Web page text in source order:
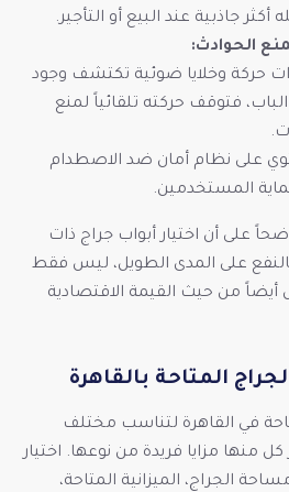
جاذبية عند البيع أو التأجير.
الحوادث:
حركة وخلايا ضوئية تكتشف وجود
فتوقف حركته تلقائياً لمنع
على نظام أمان ضد الاصطدام
المستخدمين.
على أن اختيار أبواب جراج ذات
على المدى الطويل، ليس فقط
أيضاً من حيث القيمة الاقتصادية
المتاحة بالقاهرة
في القاهرة لتناسب مختلف
كل منها مزايا فريدة من نوعها. اختيار
الجراج، الميزانية المتاحة،